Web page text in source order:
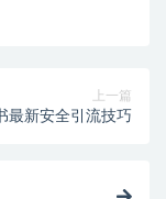
上一篇
最新安全引流技巧